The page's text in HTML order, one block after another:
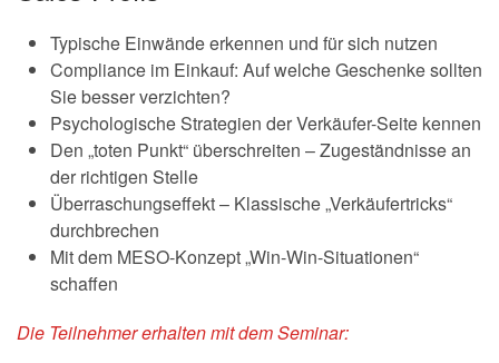
Typische Einwände erkennen und für sich nutzen
Compliance im Einkauf: Auf welche Geschenke sollten
Sie besser verzichten?
Psychologische Strategien der Verkäufer-Seite kennen
Den „toten Punkt“ überschreiten – Zugeständnisse an
der richtigen Stelle
Überraschungseffekt – Klassische „Verkäufertricks“
durchbrechen
Mit dem MESO-Konzept „Win-Win-Situationen“
schaffen
Die Teilnehmer erhalten mit dem Seminar: